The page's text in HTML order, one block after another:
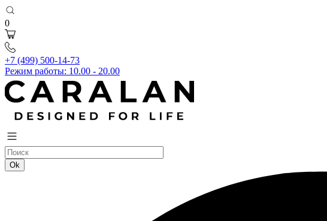
0
+7 (499) 500-14-73
Режим работы: 10.00 - 20.00